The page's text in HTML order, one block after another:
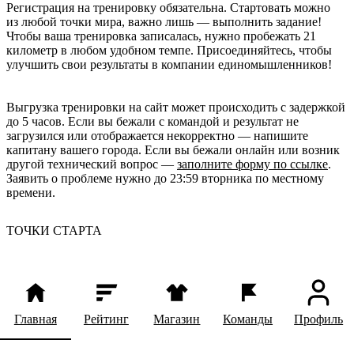
Регистрация на тренировку обязательна. Стартовать можно
из любой точки мира, важно лишь — выполнить задание!
Чтобы ваша тренировка записалась, нужно пробежать 21
километр в любом удобном темпе. Присоединяйтесь, чтобы
улучшить свои результаты в компании единомышленников!
Выгрузка тренировки на сайт может происходить с задержкой
до 5 часов. Если вы бежали с командой и результат не
загрузился или отображается некорректно — напишите
капитану вашего города. Если вы бежали онлайн или возник
другой технический вопрос — заполните форму по ссылке.
Заявить о проблеме нужно до 23:59 вторника по местному
времени.
ТОЧКИ СТАРТА
Главная Рейтинг Магазин Команды Профиль